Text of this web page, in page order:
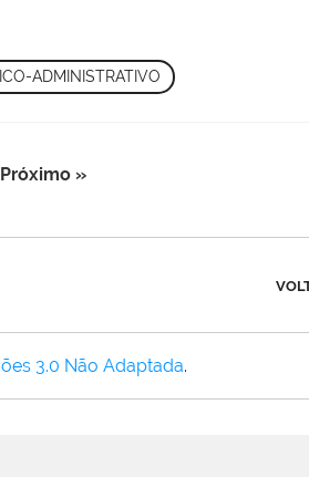
ADMINISTRATIVO
Próximo »
3.0 Não Adaptada.